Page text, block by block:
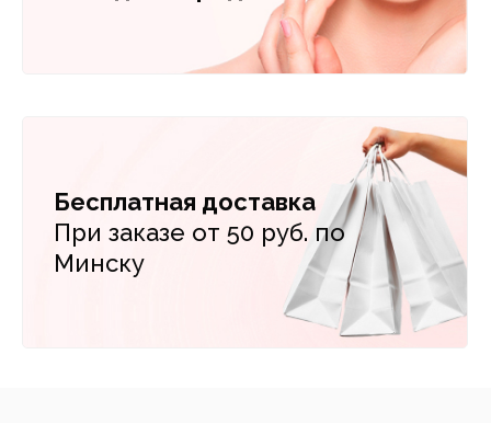
Бесплатная доставка
При заказе от 50 руб. по
Минску